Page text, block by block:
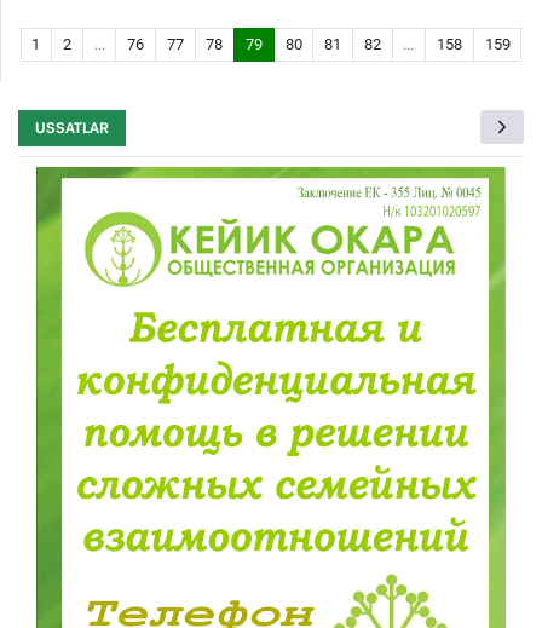
1 2 ... 76 77 78 79 80 81 82 ... 158 159
USSATLAR